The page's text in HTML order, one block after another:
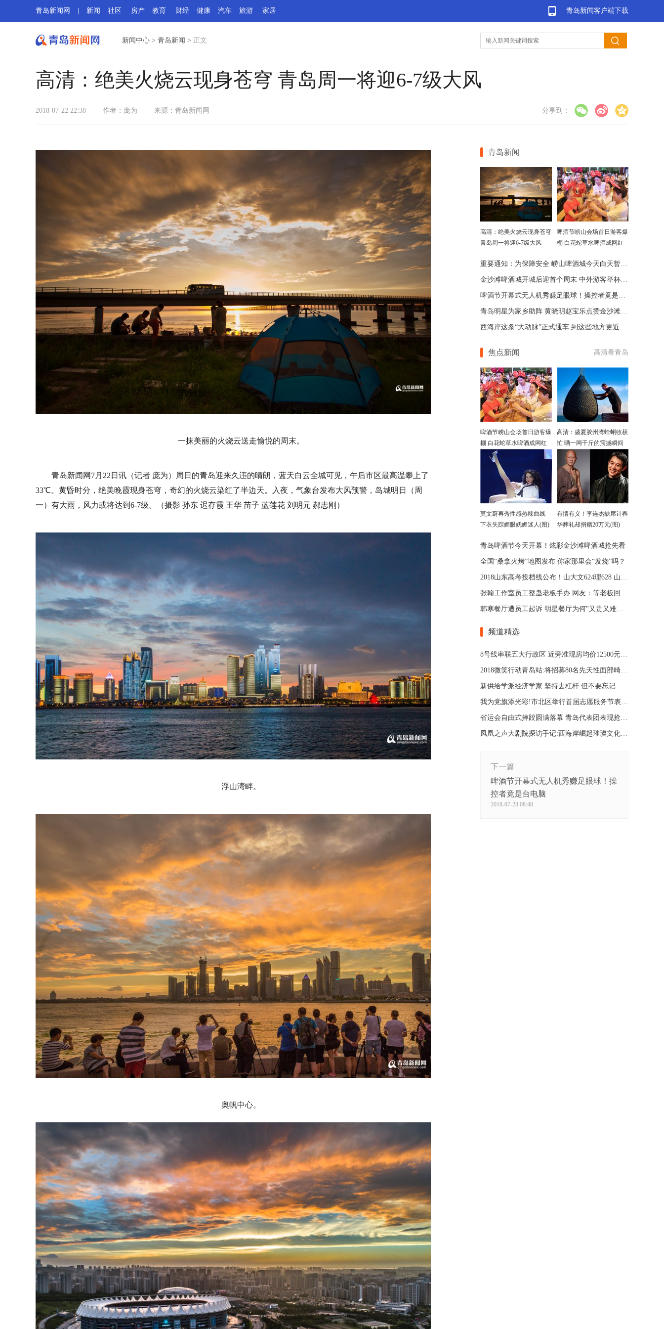
青岛新闻客户端下载
青岛新闻网 新闻 社区 房产 教育 财经 健康 汽车 旅游 家居
新闻中心 > 青岛新闻 > 正文
高清：绝美火烧云现身苍穹 青岛周一将迎6-7级大风
2018-07-22 22:38 作者：庞为 来源： 青岛新闻网 分享到：
一抹美丽的火烧云送走愉悦的周末。
青岛新闻网7月22日讯（记者 庞为）周日的青岛迎来久违的晴朗，蓝天白云全城可见，午后市区最高温攀上了
33℃。黄昏时分，绝美晚霞现身苍穹，奇幻的火烧云染红了半边天。入夜，气象台发布大风预警，岛城明日（周
一）有大雨，风力或将达到6-7级。（摄影 孙东 迟存霞 王华 苗子 蓝莲花 刘明元 郝志刚）
浮山湾畔。
奥帆中心。
青岛新闻
高清：绝美火烧云现身苍穹
青岛周一将迎6-7级大风
啤酒节崂山会场首日游客爆
棚 白花蛇草水啤酒成网红
重要通知：为保障安全 崂山啤酒城今天白天暂停开城
金沙滩啤酒城开城后迎首个周末 中外游客举杯畅饮(图)
啤酒节开幕式无人机秀赚足眼球！操控者竟是台电脑
青岛明星为家乡助阵 黄晓明赵宝乐点赞金沙滩啤酒城
西海岸这条“大动脉”正式通车 到这些地方更近便了
焦点新闻 高清看青岛
啤酒节崂山会场首日游客爆
棚 白花蛇草水啤酒成网红
高清：盛夏胶州湾蛤蜊收获
忙 晒一网千斤的震撼瞬间
莫文蔚再秀性感热辣曲线
下衣失踪媚眼妩媚迷人(图)
有情有义！李连杰缺席计春
华葬礼却捐赠20万元(图)
青岛啤酒节今天开幕！炫彩金沙滩啤酒城抢先看
全国“桑拿火烤”地图发布 你家那里会“发烧”吗？
2018山东高考投档线公布！山大文624理628 山师文589理570
张翰工作室员工整蛊老板手办 网友：等老板回来扣工资
韩寒餐厅遭员工起诉 明星餐厅为何"又贵又难吃"?
频道精选
8号线串联五大行政区 近旁准现房均价12500元/㎡
2018微笑行动青岛站:将招募80名先天性面部畸形儿童
新供给学派经济学家:坚持去杠杆 但不要忘记补齐短板
我为党旗添光彩!市北区举行首届志愿服务节表彰活动
省运会自由式摔跤圆满落幕 青岛代表团表现抢眼(图)
凤凰之声大剧院探访手记:西海岸崛起璀璨文化新地标
下一篇
啤酒节开幕式无人机秀赚足眼球！操
控者竟是台电脑
2018-07-23 08:48